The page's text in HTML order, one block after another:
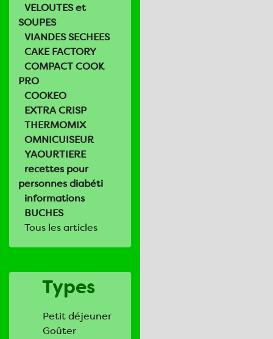
VELOUTES et
SOUPES
VIANDES SECHEES
CAKE FACTORY
COMPACT COOK
PRO
COOKEO
EXTRA CRISP
THERMOMIX
OMNICUISEUR
YAOURTIERE
recettes pour
personnes diabéti
informations
BUCHES
Tous les articles
Types
Petit déjeuner
Goûter